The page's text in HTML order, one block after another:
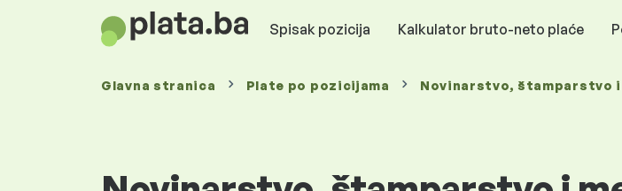
Spisak pozicija Kalkulator bruto-neto plaće
Glavna stranica Plate po pozicijama Novinarstvo, štamparstvo